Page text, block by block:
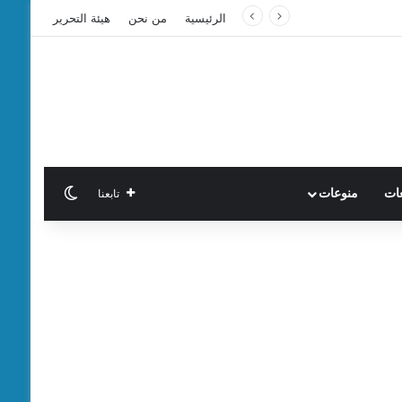
الرئيسية من نحن هيئة التحرير
منوعات تابعنا الوضع